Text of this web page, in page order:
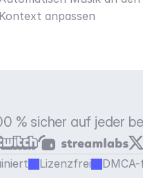
Kontext anpassen
% sicher auf jeder
Lizenzfrei